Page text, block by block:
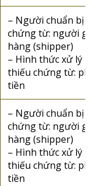
– Người chuẩn bị
chứng từ: người gửi
hàng (shipper)
– Hình thức xử lý
thiếu chứng từ:
tiền
– Người chuẩn bị
chứng từ: người gửi
hàng (shipper)
– Hình thức xử lý
thiếu chứng từ:
tiền